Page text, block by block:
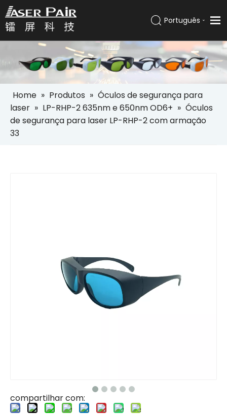
Produtos
Soluções
Empresa
Serviços
Português
Español
Pусский
English
Home » Produtos » Óculos de segurança para
laser » LP-RHP-2 635nm e 650nm OD6+ » Óculos
de segurança para laser LP-RHP-2 com armação
33
compartilhar com: